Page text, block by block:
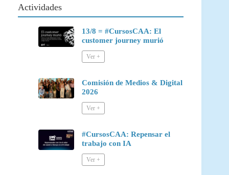
Actividades
13/8 = #CursosCAA: El
customer journey murió
Comisión de Medios & Digital
2026
#CursosCAA: Repensar el
trabajo con IA